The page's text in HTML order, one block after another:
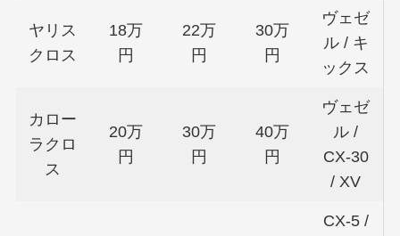
ヤリス
クロス
18万
円
22万
円
30万
円
ヴェゼ
ル / キ
ックス
カロー
ラクロ
ス
20万
円
30万
円
40万
円
ヴェゼ
ル /
CX-30
/ XV
CX-5 /